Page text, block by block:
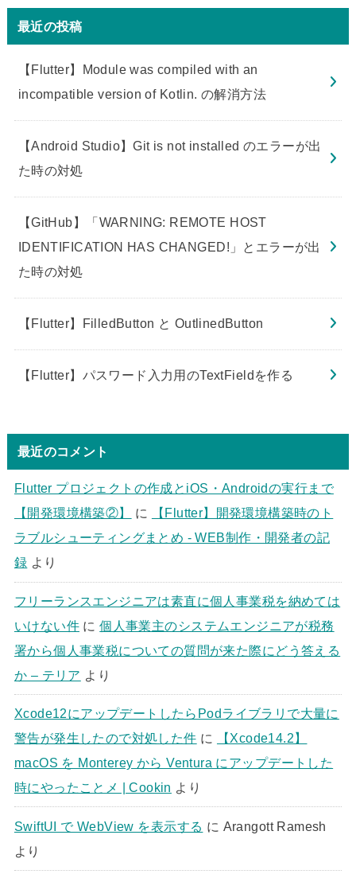
最近の投稿
【Flutter】Module was compiled with an
incompatible version of Kotlin. の解消方法
【Android Studio】Git is not installed のエラーが出
た時の対処
【GitHub】「WARNING: REMOTE HOST
IDENTIFICATION HAS CHANGED!」とエラーが出
た時の対処
【Flutter】FilledButton と OutlinedButton
【Flutter】パスワード入力用のTextFieldを作る
最近のコメント
Flutter プロジェクトの作成とiOS・Androidの実行まで
【開発環境構築②】
に
【Flutter】開発環境構築時のト
ラブルシューティングまとめ - WEB制作・開発者の記
録 より
フリーランスエンジニアは素直に個人事業税を納めては
いけない件に個人事業主のシステムエンジニアが税務
署から個人事業税についての質問が来た際にどう答える
か – テリア より
Xcode12にアップデートしたらPodライブラリで大量に
警告が発生したので対処した件 に
【Xcode14.2】
macOS を Monterey から Ventura にアップデートした
時にやったことメ | Cookin より
SwiftUI で WebView を表示する に Arangott Ramesh
より